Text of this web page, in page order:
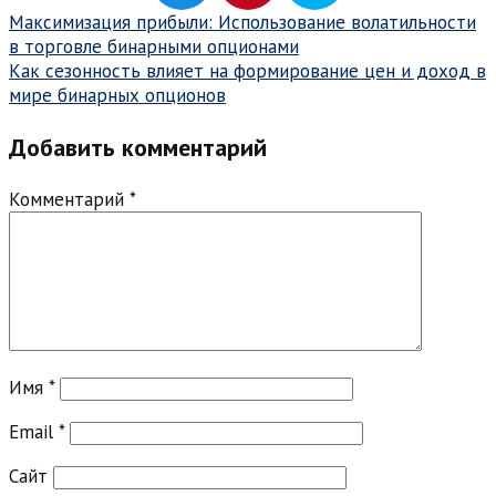
Навигация
по
записям
Максимизация прибыли: Использование волатильности
в торговле бинарными опционами
Как сезонность влияет на формирование цен и доход в
мире бинарных опционов
Добавить комментарий
Комментарий *
Имя *
Email *
Сайт